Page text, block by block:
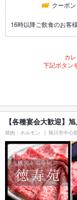
クーポン
16時以降ご飲食のお客
カ
下記ボタン
【各種宴会大歓迎】
焼肉・ホルモン 旭川市中心